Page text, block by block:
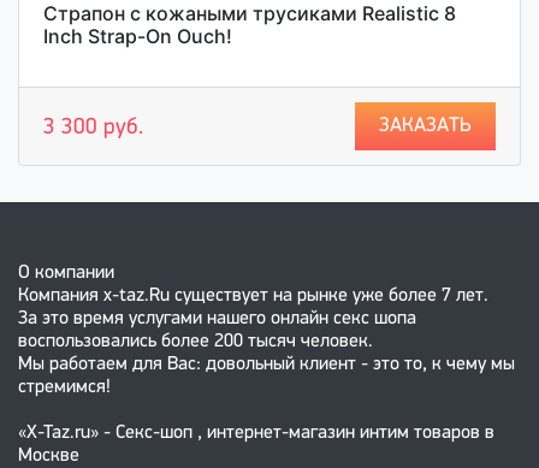
Страпон с кожаными трусиками Realistic 8
Inch Strap-On Ouch!
3 300 руб. ЗАКАЗАТЬ
О компании
Компания x-taz.Ru существует на рынке уже более 7 лет.
За это время услугами нашего онлайн секс шопа
воспользовались более 200 тысяч человек.
Мы работаем для Вас: довольный клиент - это то, к чему мы
стремимся!
«X-Taz.ru» - Секс-шоп , интернет-магазин интим товаров в
Москве